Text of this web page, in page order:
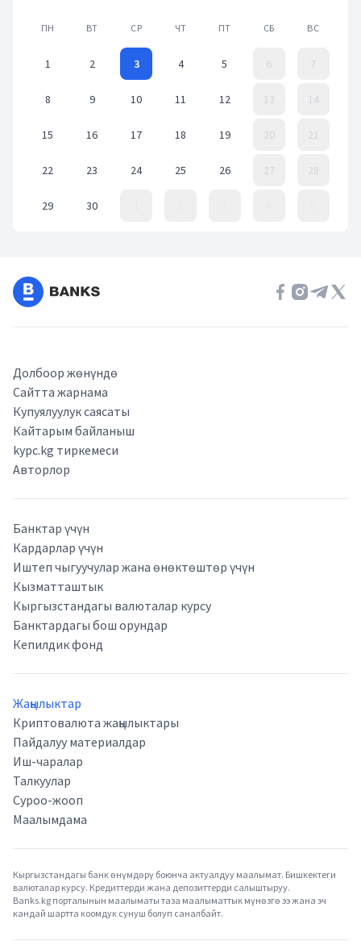
ПН ВТ СР ЧТ ПТ СБ ВС
1 2 3 4 5 6 7
8 9 10 11 12 13 14
15 16 17 18 19 20 21
22 23 24 25 26 27 28
29 30
Долбоор жөнүндө
Сайтта жарнама
Купуялуулук саясаты
Кайтарым байланыш
kypc.kg тиркемеси
Авторлор
Банктар үчүн
Кардарлар үчүн
Иштеп чыгуучулар жана өнөктөштөр үчүн
Кызматташтык
Кыргызстандагы валюталар курсу
Банктардагы бош орундар
Кепилдик фонд
Жаңылыктар
Криптовалюта жаңылыктары
Пайдалуу материалдар
Иш-чаралар
Талкуулар
Суроо-жооп
Маалымдама
Кыргызстандагы банк өнүмдөрү боюнча актуалдуу маалымат. Бишкектеги
валюталар курсу. Кредиттерди жана депозиттерди салыштыруу.
Banks.kg порталынын маалыматы таза маалыматтык мүнөзгө ээ жана эч
кандай шартта коомдук сунуш болуп саналбайт.